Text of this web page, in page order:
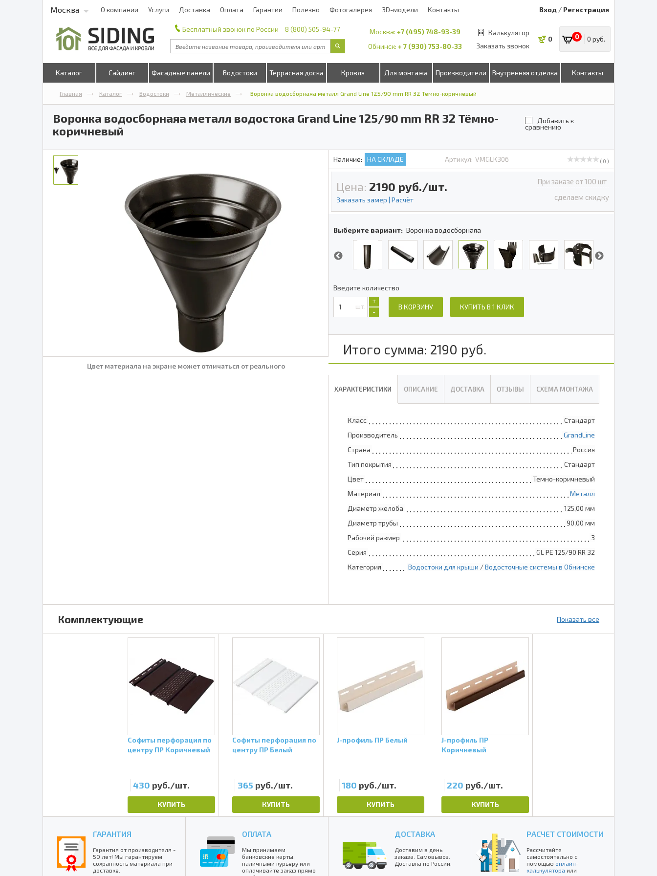
Москва О компании Услуги Доставка Оплата Гарантии Полезно Фотогалерея 3D-модели Контакты Вход / Регистрация
Бесплатный звонок по России 8 (800) 505-94-77 Москва: +7 (495) 748-93-39
Обнинск: + 7 (930) 753-80-33
Калькулятор
Заказать звонок
0 0 0 руб.
Каталог Сайдинг Фасадные панели Водостоки Террасная доска Кровля Для монтажа Производители Внутренняя отделка Контакты
Главная Каталог Водостоки Металлические Воронка водосборнаяа металл Grand Line 125/90 mm RR 32 Тёмно-коричневый
Воронка водосборнаяа металл водостока Grand Line 125/90 mm RR 32 Тёмно-
коричневый
Добавить к
сравнению
Цвет материала на экране может отличаться от реального
Наличие: НА СКЛАДЕ Артикул: VMGLK306 ( 0 )
Цена: 2190 руб./шт.
Заказать замер | Расчёт
При заказе от 100 шт
сделаем скидку
Выберите вариант: Воронка водосборнаяа
Введите количество
шт.
+
-
В КОРЗИНУ КУПИТЬ В 1 КЛИК
Итого сумма: 2190 руб.
ХАРАКТЕРИСТИКИ ОПИСАНИЕ ДОСТАВКА ОТЗЫВЫ СХЕМА МОНТАЖА
Класс
Стандарт
Производитель
GrandLine
Страна
Россия
Тип покрытия
Стандарт
Цвет
Темно-коричневый
Материал
Металл
Диаметр желоба
125,00 мм
Диаметр трубы
90,00 мм
Рабочий размер
3
Серия
GL PE 125/90 RR 32
Категория
Водостоки для крыши /Водосточные системы в Обнинске
Комплектующие Показать все
Софиты перфорация по
центру ПР Коричневый
430 руб./шт.
КУПИТЬ
Софиты перфорация по
центру ПР Белый
365 руб./шт.
КУПИТЬ
J-профиль ПР Белый
180 руб./шт.
КУПИТЬ
J-профиль ПР
Коричневый
220 руб./шт.
КУПИТЬ
ГАРАНТИЯ
Гарантия от производителя -
50 лет! Мы гарантируем
сохранность материала при
доставке.
ОПЛАТА
Мы принимаем
банковские карты,
наличными курьеру или
оплачивайте заказ прямо
ДОСТАВКА
Доставим в день
заказа. Самовывоз.
Доставка по России.
РАСЧЕТ СТОИМОСТИ
Рассчитайте
самостоятельно с
помощью онлайн-
калькулятора или